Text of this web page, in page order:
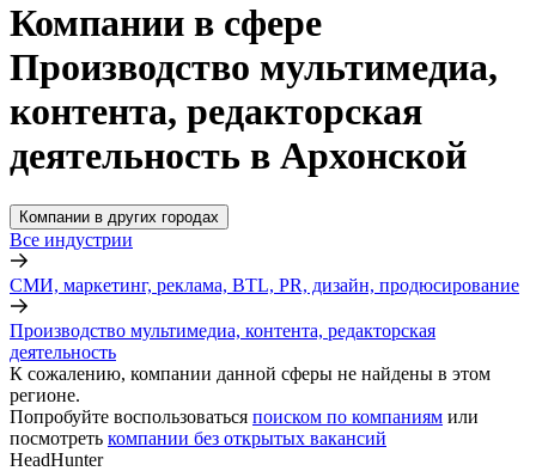
Компании в сфере
Производство мультимедиа,
контента, редакторская
деятельность в Архонской
Компании в других городах
Все индустрии
СМИ, маркетинг, реклама, BTL, PR, дизайн, продюсирование
Производство мультимедиа, контента, редакторская
деятельность
К сожалению, компании данной сферы не найдены в этом
регионе.
Попробуйте воспользоваться поиском по компаниям или
посмотреть компании без открытых вакансий
HeadHunter